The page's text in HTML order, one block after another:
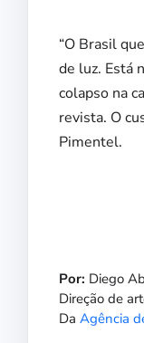
“O Brasil
de luz. Está
colapso na
revista. O
Pimentel.
Por: Diego
Direção de
Da Agência